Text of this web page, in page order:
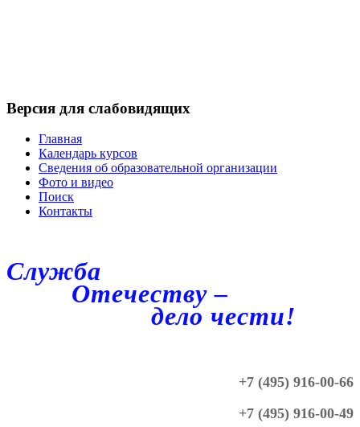
Версия для слабовидящих
Главная
Календарь курсов
Сведения об образовательной организации
Фото и видео
Поиск
Контакты
Служба
Отечеству –
дело чести!
+7 (495) 916-00-66
+7 (495) 916-00-49